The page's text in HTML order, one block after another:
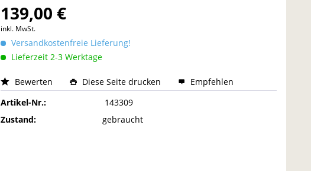
139,00 €
inkl. MwSt.
Versandkostenfreie Lieferung!
Lieferzeit 2-3 Werktage
Bewerten Diese Seite drucken
Empfehlen
Artikel-Nr.:
143309
Zustand:
gebraucht